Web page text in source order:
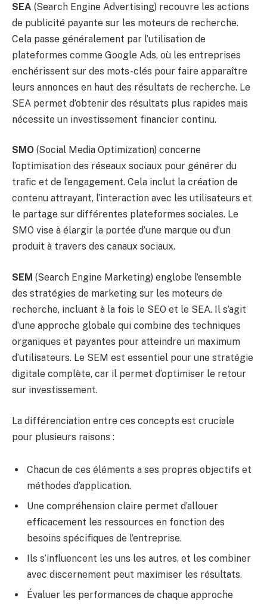
SEA (Search Engine Advertising) recouvre les actions
de publicité payante sur les moteurs de recherche.
Cela passe généralement par l’utilisation de
plateformes comme Google Ads, où les entreprises
enchérissent sur des mots-clés pour faire apparaître
leurs annonces en haut des résultats de recherche. Le
SEA permet d’obtenir des résultats plus rapides mais
nécessite un investissement financier continu.
SMO (Social Media Optimization) concerne
l’optimisation des réseaux sociaux pour générer du
trafic et de l’engagement. Cela inclut la création de
contenu attrayant, l’interaction avec les utilisateurs et
le partage sur différentes plateformes sociales. Le
SMO vise à élargir la portée d’une marque ou d’un
produit à travers des canaux sociaux.
SEM (Search Engine Marketing) englobe l’ensemble
des stratégies de marketing sur les moteurs de
recherche, incluant à la fois le SEO et le SEA. Il s’agit
d’une approche globale qui combine des techniques
organiques et payantes pour atteindre un maximum
d’utilisateurs. Le SEM est essentiel pour une stratégie
digitale complète, car il permet d’optimiser le retour
sur investissement.
La différenciation entre ces concepts est cruciale
pour plusieurs raisons :
Chacun de ces éléments a ses propres objectifs et
méthodes d’application.
Une compréhension claire permet d’allouer
efficacement les ressources en fonction des
besoins spécifiques de l’entreprise.
Ils s’influencent les uns les autres, et les combiner
avec discernement peut maximiser les résultats.
Évaluer les performances de chaque approche